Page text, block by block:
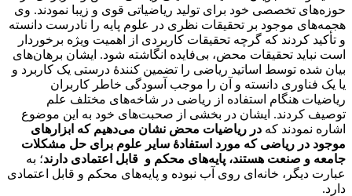
حوزه‌های تخصصی خود برای تولید ریاضیاتی قوی و زیبا نمودند. وی
هجمه‌های موجود بر تحقیقات نظری در علوم پایه را نادرست دانسته
و تأکید کردند که گرچه تحقیقات کاربردی از اهمیت ویژه برخوردار
است نباید تحقیقات محض، بی‌فایده انگاشته شود. ایشان برهان‌های
بیان شده توسط اساتید ریاضی را تضمین کنندۀ درستی یک کاربرد و
یا یک فناوری دانسته و آن را موجب آسودگی خاطر کاربران
ریاضیات هنگام استفاده از ریاضی در شاخه‌های مختلف علم
توصیف کردند. ایشان در بخشی از صحبت‌های خود به این موضوع
اشاره نمودند که در ریاضیات محض نشان می‌دهیم که ابزارهای
موجود در ریاضی که مورد استفادۀ سایر علوم برای حل مشکلات
جامعه و صنعت هستند، پایه‌های محکم و قابل اعتمادی دارند؛ به
عبارت دیگر، خانه‌ای روی آب نبوده و پایه‌های محکم و قابل اعتمادی
دارد.